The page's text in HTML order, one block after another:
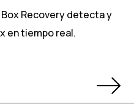
Recovery detecta y
en tiempo real.